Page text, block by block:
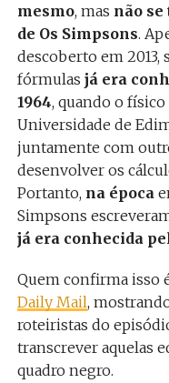
mesmo, mas não
de Os Simpsons.
descoberto em 2013,
fórmulas já era
1964, quando o
Universidade de
juntamente com
desenvolver os
Portanto, na época
Simpsons
já era conhecida
Quem confirma isso
Daily Mail,
roteiristas do
transcrever aquelas
quadro negro.